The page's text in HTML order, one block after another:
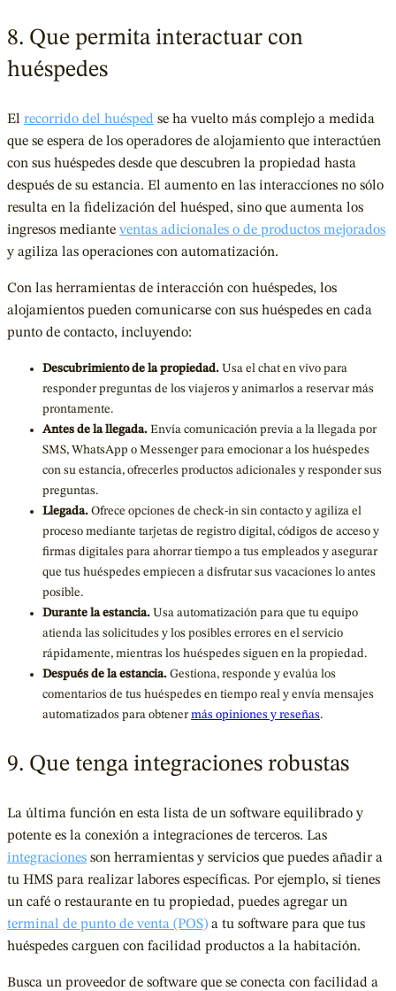
8. Que permita interactuar con
huéspedes
El recorrido del huésped se ha vuelto más complejo a medida
que se espera de los operadores de alojamiento que interactúen
con sus huéspedes desde que descubren la propiedad hasta
después de su estancia. El aumento en las interacciones no sólo
resulta en la fidelización del huésped, sino que aumenta los
ingresos mediante ventas adicionales o de productos mejorados
y agiliza las operaciones con automatización.
Con las herramientas de interacción con huéspedes, los
alojamientos pueden comunicarse con sus huéspedes en cada
punto de contacto, incluyendo:
Descubrimiento de la propiedad. Usa el chat en vivo para
responder preguntas de los viajeros y animarlos a reservar más
prontamente.
Antes de la llegada. Envía comunicación previa a la llegada por
SMS, WhatsApp o Messenger para emocionar a los huéspedes
con su estancia, ofrecerles productos adicionales y responder sus
preguntas.
Llegada. Ofrece opciones de check-in sin contacto y agiliza el
proceso mediante tarjetas de registro digital, códigos de acceso y
firmas digitales para ahorrar tiempo a tus empleados y asegurar
que tus huéspedes empiecen a disfrutar sus vacaciones lo antes
posible.
Durante la estancia. Usa automatización para que tu equipo
atienda las solicitudes y los posibles errores en el servicio
rápidamente, mientras los huéspedes siguen en la propiedad.
Después de la estancia. Gestiona, responde y evalúa los
comentarios de tus huéspedes en tiempo real y envía mensajes
automatizados para obtener más opiniones y reseñas.
9. Que tenga integraciones robustas
La última función en esta lista de un software equilibrado y
potente es la conexión a integraciones de terceros. Las
integraciones son herramientas y servicios que puedes añadir a
tu HMS para realizar labores específicas. Por ejemplo, si tienes
un café o restaurante en tu propiedad, puedes agregar un
terminal de punto de venta (POS) a tu software para que tus
huéspedes carguen con facilidad productos a la habitación.
Busca un proveedor de software que se conecta con facilidad a